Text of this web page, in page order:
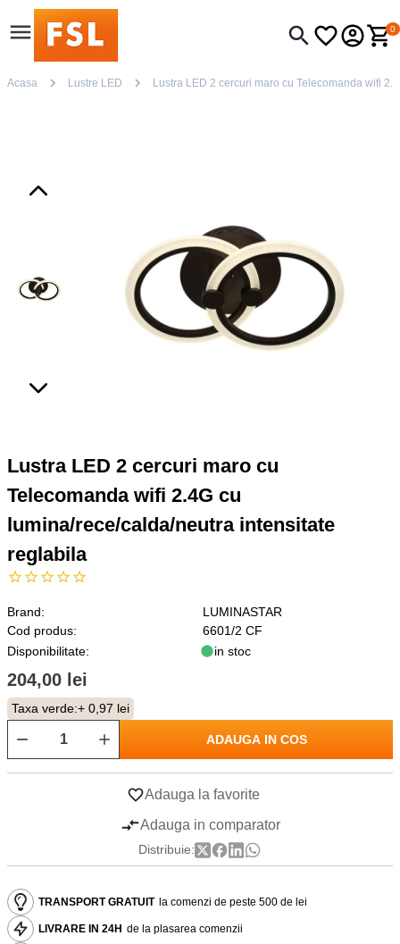
0
Acasa Lustre LED Lustra LED 2 cercuri maro cu Telecomanda wifi
Lustra LED 2 cercuri maro cu
Telecomanda wifi 2.4G cu
lumina/rece/calda/neutra intensitate
reglabila
Brand:
LUMINASTAR
Cod produs:
6601/2 CF
Disponibilitate:
in stoc
204,00 lei
Taxa verde:+ 0,97 lei
ADAUGA IN COS
Adauga la favorite
Adauga in comparator
Distribuie:
TRANSPORT GRATUIT la comenzi de peste 500 de lei
LIVRARE IN 24H de la plasarea comenzii